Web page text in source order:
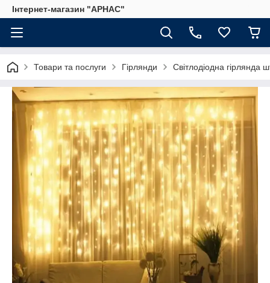
Інтернет-магазин "АРНАС"
Товари та послуги Гірлянди Світлодіодна